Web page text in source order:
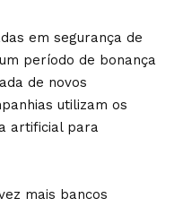
em segurança de
período de bonança
de novos
utilizam os
artificial para
mais bancos